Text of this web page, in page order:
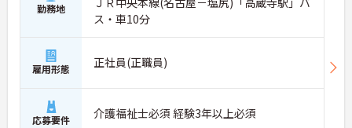
勤務地
ス・車10分
雇用形態 正社員(正職員)
応募要件 介護福祉士必須 経験3年以上必須